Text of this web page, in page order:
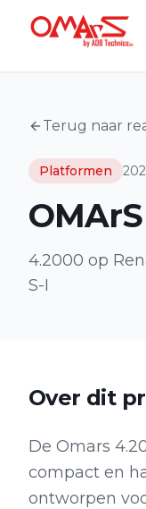
Terug naar
Platformen
4.2000 op
S-I
Over dit
De Omars
compact en
ontworpen